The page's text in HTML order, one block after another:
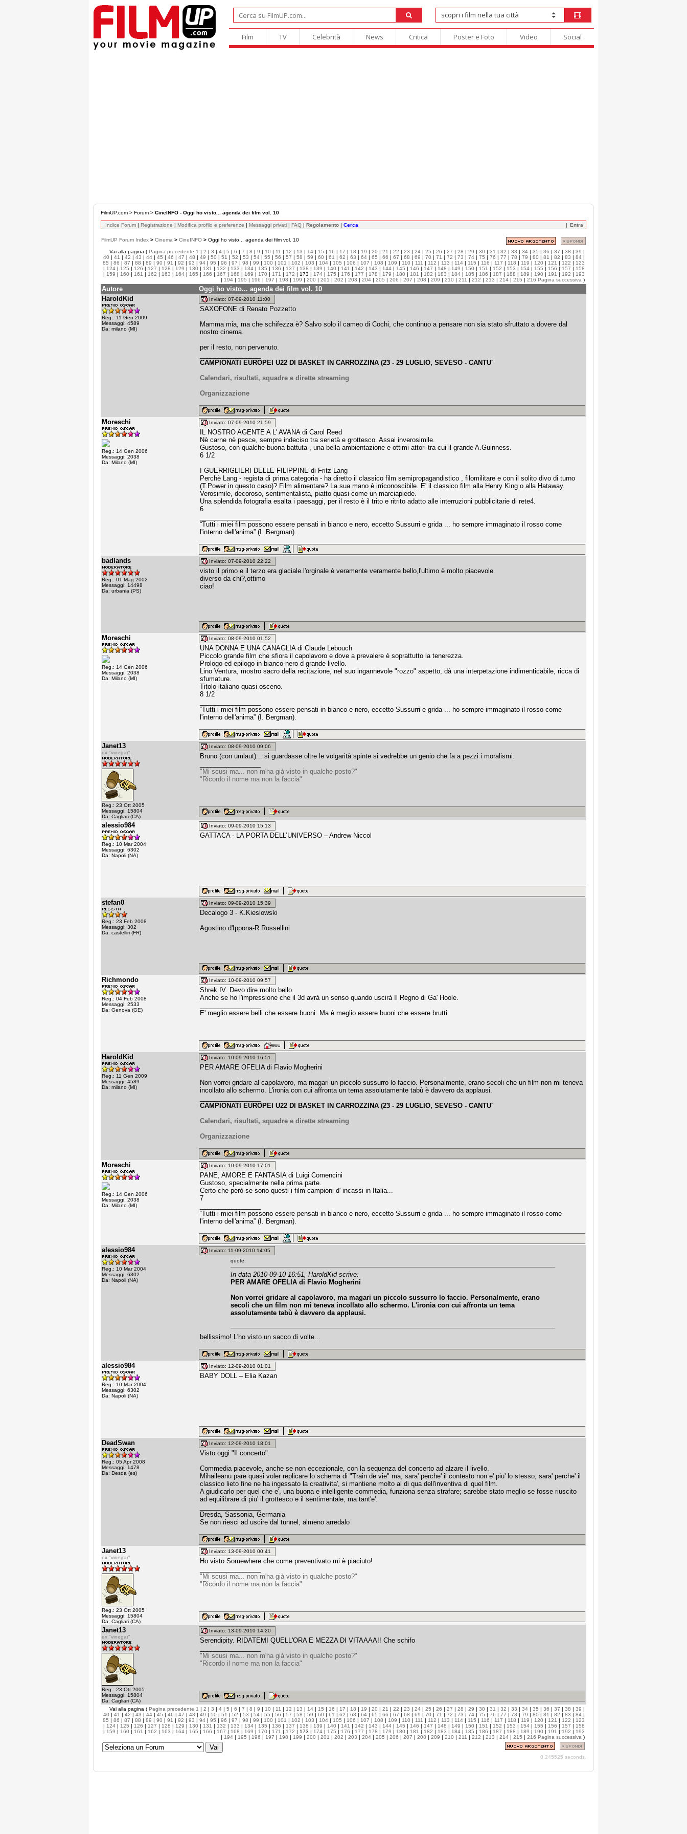
Film TV Celebrità News Critica Poster e Foto Video Social
FilmUP.com > Forum > CineINFO - Oggi ho visto... agenda dei film vol. 10
Indice Forum | Registrazione | Modifica profilo e preferenze | Messaggi privati | FAQ | Regolamento | Cerca Entra
FilmUP Forum Index > Cinema > CineINFO > Oggi ho visto... agenda dei film vol. 10
Vai alla pagina ( Pagina precedente 1 | 2 | 3 | 4 | 5 | 6 | 7 | 8 | 9 | 10 | 11 | 12 | 13 | 14 | 15 | 16 | 17 | 18 | 19 | 20 | 21 | 22 | 23 | 24 | 25 | 26 | 27 | 28 | 29 | 30 | 31 | 32 | 33 | 34 | 35 | 36 | 37 | 38 | 39 |
40 | 41 | 42 | 43 | 44 | 45 | 46 | 47 | 48 | 49 | 50 | 51 | 52 | 53 | 54 | 55 | 56 | 57 | 58 | 59 | 60 | 61 | 62 | 63 | 64 | 65 | 66 | 67 | 68 | 69 | 70 | 71 | 72 | 73 | 74 | 75 | 76 | 77 | 78 | 79 | 80 | 81 | 82 | 83 | 84 |
85 | 86 | 87 | 88 | 89 | 90 | 91 | 92 | 93 | 94 | 95 | 96 | 97 | 98 | 99 | 100 | 101 | 102 | 103 | 104 | 105 | 106 | 107 | 108 | 109 | 110 | 111 | 112 | 113 | 114 | 115 | 116 | 117 | 118 | 119 | 120 | 121 | 122 | 123
| 124 | 125 | 126 | 127 | 128 | 129 | 130 | 131 | 132 | 133 | 134 | 135 | 136 | 137 | 138 | 139 | 140 | 141 | 142 | 143 | 144 | 145 | 146 | 147 | 148 | 149 | 150 | 151 | 152 | 153 | 154 | 155 | 156 | 157 | 158
| 159 | 160 | 161 | 162 | 163 | 164 | 165 | 166 | 167 | 168 | 169 | 170 | 171 | 172 | 173 | 174 | 175 | 176 | 177 | 178 | 179 | 180 | 181 | 182 | 183 | 184 | 185 | 186 | 187 | 188 | 189 | 190 | 191 | 192 | 193
| 194 | 195 | 196 | 197 | 198 | 199 | 200 | 201 | 202 | 203 | 204 | 205 | 206 | 207 | 208 | 209 | 210 | 211 | 212 | 213 | 214 | 215 | 216 Pagina successiva )
Autore
Oggi ho visto... agenda dei film vol. 10
HaroldKid
Reg.: 11 Gen 2009
Messaggi: 4589
Da: milano (MI)
Inviato: 07-09-2010 11:00
SAXOFONE di Renato Pozzetto
Mamma mia, ma che schifezza è? Salvo solo il cameo di Cochi, che continuo a pensare non sia stato sfruttato a dovere dal
nostro cinema.
per il resto, non pervenuto.
CAMPIONATI EUROPEI U22 DI BASKET IN CARROZZINA (23 - 29 LUGLIO, SEVESO - CANTU'
Calendari, risultati, squadre e dirette streaming
Organizzazione
Moreschi
Reg.: 14 Gen 2006
Messaggi: 2038
Da: Milano (MI)
Inviato: 07-09-2010 21:59
IL NOSTRO AGENTE A L' AVANA di Carol Reed
Nè carne nè pesce, sempre indeciso tra serietà e grottesco. Assai inverosimile.
Gustoso, con qualche buona battuta , una bella ambientazione e ottimi attori tra cui il grande A.Guinness.
6 1/2
I GUERRIGLIERI DELLE FILIPPINE di Fritz Lang
Perchè Lang - regista di prima categoria - ha diretto il classico film semipropagandistico , filomilitare e con il solito divo di turno
(T.Power in questo caso)? Film alimentare? La sua mano è irriconoscibile. E' il classico film alla Henry King o alla Hataway.
Verosimile, decoroso, sentimentalista, piatto quasi come un marciapiede.
Una splendida fotografia esalta i paesaggi, per il resto è il trito e ritrito adatto alle interruzioni pubblicitarie di rete4.
6
“Tutti i miei film possono essere pensati in bianco e nero, eccetto Sussurri e grida ... ho sempre immaginato il rosso come
l'interno dell'anima” (I. Bergman).
badlands
Reg.: 01 Mag 2002
Messaggi: 14498
Da: urbania (PS)
Inviato: 07-09-2010 22:22
visto il primo e il terzo era glaciale.l'orginale è veramente veramente bello,l'ultimo è molto piacevole
diverso da chi?,ottimo
ciao!
Moreschi
Reg.: 14 Gen 2006
Messaggi: 2038
Da: Milano (MI)
Inviato: 08-09-2010 01:52
UNA DONNA E UNA CANAGLIA di Claude Lebouch
Piccolo grande film che sfiora il capolavoro e dove a prevalere è soprattutto la tenerezza.
Prologo ed epilogo in bianco-nero d grande livello.
Lino Ventura, mostro sacro della recitazione, nel suo ingannevole "rozzo" aspetto, dà una interpetazione indimenticabile, ricca di
sfumature.
Titolo italiano quasi osceno.
8 1/2
“Tutti i miei film possono essere pensati in bianco e nero, eccetto Sussurri e grida ... ho sempre immaginato il rosso come
l'interno dell'anima” (I. Bergman).
Janet13
ex "vinegar"
Reg.: 23 Ott 2005
Messaggi: 15804
Da: Cagliari (CA)
Inviato: 08-09-2010 09:06
Bruno (con umlaut)... si guardasse oltre le volgarità spinte si vedrebbe un genio che fa a pezzi i moralismi.
"Mi scusi ma... non m'ha già visto in qualche posto?"
"Ricordo il nome ma non la faccia"
alessio984
Reg.: 10 Mar 2004
Messaggi: 6302
Da: Napoli (NA)
Inviato: 09-09-2010 15:13
GATTACA - LA PORTA DELL’UNIVERSO – Andrew Niccol
stefan0
Reg.: 23 Feb 2008
Messaggi: 302
Da: castelliri (FR)
Inviato: 09-09-2010 15:39
Decalogo 3 - K.Kieslowski
Agostino d'Ippona-R.Rossellini
Richmondo
Reg.: 04 Feb 2008
Messaggi: 2533
Da: Genova (GE)
Inviato: 10-09-2010 09:57
Shrek IV. Devo dire molto bello.
Anche se ho l'impressione che il 3d avrà un senso quando uscirà Il Regno di Ga' Hoole.
E' meglio essere belli che essere buoni. Ma è meglio essere buoni che essere brutti.
HaroldKid
Reg.: 11 Gen 2009
Messaggi: 4589
Da: milano (MI)
Inviato: 10-09-2010 16:51
PER AMARE OFELIA di Flavio Mogherini
Non vorrei gridare al capolavoro, ma magari un piccolo sussurro lo faccio. Personalmente, erano secoli che un film non mi teneva
incollato allo schermo. L'ironia con cui affronta un tema assolutamente tabù è davvero da applausi.
CAMPIONATI EUROPEI U22 DI BASKET IN CARROZZINA (23 - 29 LUGLIO, SEVESO - CANTU'
Calendari, risultati, squadre e dirette streaming
Organizzazione
Moreschi
Reg.: 14 Gen 2006
Messaggi: 2038
Da: Milano (MI)
Inviato: 10-09-2010 17:01
PANE, AMORE E FANTASIA di Luigi Comencini
Gustoso, specialmente nella prima parte.
Certo che però se sono questi i film campioni d' incassi in Italia...
7
“Tutti i miei film possono essere pensati in bianco e nero, eccetto Sussurri e grida ... ho sempre immaginato il rosso come
l'interno dell'anima” (I. Bergman).
alessio984
Reg.: 10 Mar 2004
Messaggi: 6302
Da: Napoli (NA)
Inviato: 11-09-2010 14:05
quote:
In data 2010-09-10 16:51, HaroldKid scrive:
PER AMARE OFELIA di Flavio Mogherini
Non vorrei gridare al capolavoro, ma magari un piccolo sussurro lo faccio. Personalmente, erano
secoli che un film non mi teneva incollato allo schermo. L'ironia con cui affronta un tema
assolutamente tabù è davvero da applausi.
bellissimo! L'ho visto un sacco di volte...
alessio984
Reg.: 10 Mar 2004
Messaggi: 6302
Da: Napoli (NA)
Inviato: 12-09-2010 01:01
BABY DOLL – Elia Kazan
DeadSwan
Reg.: 05 Apr 2008
Messaggi: 1478
Da: Desda (es)
Inviato: 12-09-2010 18:01
Visto oggi "Il concerto".
Commedia piacevole, anche se non eccezionale, con la sequenza del concerto ad alzare il livello.
Mihaileanu pare quasi voler replicare lo schema di "Train de vie" ma, sara' perche' il contesto non e' piu' lo stesso, sara' perche' il
classico lieto fine ne ha ingessato la creativita', si mantiene molto al di qua dell'inventiva di quel film.
A giudicarlo per quel che e', una buona e intelligente commedia, funziona senza strafare; sarebbe stato meglio se fosse riuscito
ad equilibrare di piu' il grottesco e il sentimentale, ma tant'e'.
Dresda, Sassonia, Germania
Se non riesci ad uscire dal tunnel, almeno arredalo
Janet13
ex "vinegar"
Reg.: 23 Ott 2005
Messaggi: 15804
Da: Cagliari (CA)
Inviato: 13-09-2010 00:41
Ho visto Somewhere che come preventivato mi è piaciuto!
"Mi scusi ma... non m'ha già visto in qualche posto?"
"Ricordo il nome ma non la faccia"
Janet13
ex "vinegar"
Reg.: 23 Ott 2005
Messaggi: 15804
Da: Cagliari (CA)
Inviato: 13-09-2010 14:20
Serendipity. RIDATEMI QUELL'ORA E MEZZA DI VITAAAA!! Che schifo
"Mi scusi ma... non m'ha già visto in qualche posto?"
"Ricordo il nome ma non la faccia"
Vai alla pagina ( Pagina precedente 1 | 2 | 3 | 4 | 5 | 6 | 7 | 8 | 9 | 10 | 11 | 12 | 13 | 14 | 15 | 16 | 17 | 18 | 19 | 20 | 21 | 22 | 23 | 24 | 25 | 26 | 27 | 28 | 29 | 30 | 31 | 32 | 33 | 34 | 35 | 36 | 37 | 38 | 39 |
40 | 41 | 42 | 43 | 44 | 45 | 46 | 47 | 48 | 49 | 50 | 51 | 52 | 53 | 54 | 55 | 56 | 57 | 58 | 59 | 60 | 61 | 62 | 63 | 64 | 65 | 66 | 67 | 68 | 69 | 70 | 71 | 72 | 73 | 74 | 75 | 76 | 77 | 78 | 79 | 80 | 81 | 82 | 83 | 84 |
85 | 86 | 87 | 88 | 89 | 90 | 91 | 92 | 93 | 94 | 95 | 96 | 97 | 98 | 99 | 100 | 101 | 102 | 103 | 104 | 105 | 106 | 107 | 108 | 109 | 110 | 111 | 112 | 113 | 114 | 115 | 116 | 117 | 118 | 119 | 120 | 121 | 122 | 123
| 124 | 125 | 126 | 127 | 128 | 129 | 130 | 131 | 132 | 133 | 134 | 135 | 136 | 137 | 138 | 139 | 140 | 141 | 142 | 143 | 144 | 145 | 146 | 147 | 148 | 149 | 150 | 151 | 152 | 153 | 154 | 155 | 156 | 157 | 158
| 159 | 160 | 161 | 162 | 163 | 164 | 165 | 166 | 167 | 168 | 169 | 170 | 171 | 172 | 173 | 174 | 175 | 176 | 177 | 178 | 179 | 180 | 181 | 182 | 183 | 184 | 185 | 186 | 187 | 188 | 189 | 190 | 191 | 192 | 193
| 194 | 195 | 196 | 197 | 198 | 199 | 200 | 201 | 202 | 203 | 204 | 205 | 206 | 207 | 208 | 209 | 210 | 211 | 212 | 213 | 214 | 215 | 216 Pagina successiva )
0.245525 seconds.